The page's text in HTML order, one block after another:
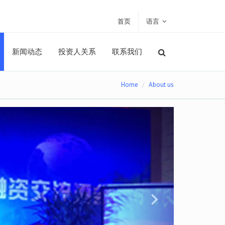
首页 语言
新闻动态 投资人关系 联系我们
Home About us